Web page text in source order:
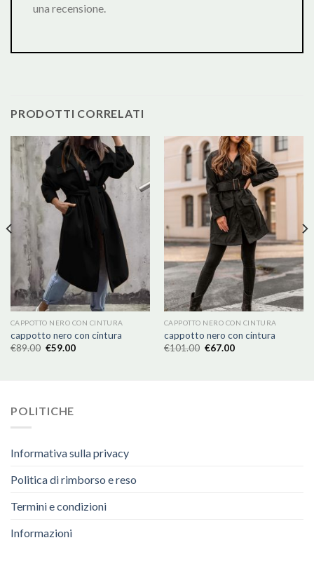
una recensione.
PRODOTTI CORRELATI
CAPPOTTO NERO CON CINTURA
cappotto nero con cintura
€89.00 €59.00
CAPPOTTO NERO CON CINTURA
cappotto nero con cintura
€101.00 €67.00
POLITICHE
Informativa sulla privacy
Politica di rimborso e reso
Termini e condizioni
Informazioni